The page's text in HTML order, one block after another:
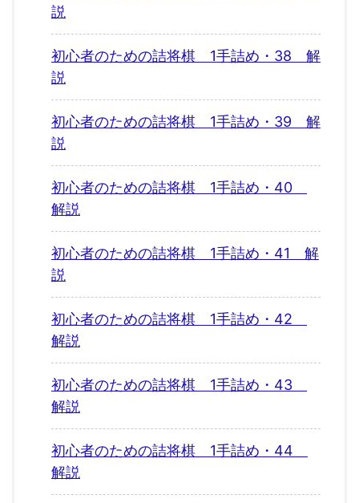
説
初心者のための詰将棋 1手詰め・38 解
説
初心者のための詰将棋 1手詰め・39 解
説
初心者のための詰将棋 1手詰め・40
解説
初心者のための詰将棋 1手詰め・41 解
説
初心者のための詰将棋 1手詰め・42
解説
初心者のための詰将棋 1手詰め・43
解説
初心者のための詰将棋 1手詰め・44
解説